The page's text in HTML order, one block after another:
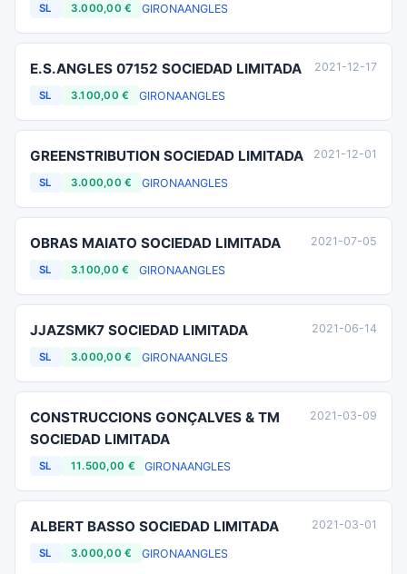
SL 3.000,00 € GIRONAANGLES
E.S.ANGLES 07152 SOCIEDAD LIMITADA
SL 3.100,00 € GIRONAANGLES
2021-12-17
GREENSTRIBUTION SOCIEDAD LIMITADA
SL 3.000,00 € GIRONAANGLES
2021-12-01
OBRAS MAIATO SOCIEDAD LIMITADA
SL 3.100,00 € GIRONAANGLES
2021-07-05
JJAZSMK7 SOCIEDAD LIMITADA
SL 3.000,00 € GIRONAANGLES
2021-06-14
CONSTRUCCIONS GONÇALVES & TM
SOCIEDAD LIMITADA
SL 11.500,00 € GIRONAANGLES
2021-03-09
ALBERT BASSO SOCIEDAD LIMITADA
SL 3.000,00 € GIRONAANGLES
2021-03-01